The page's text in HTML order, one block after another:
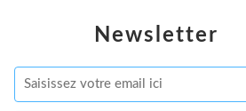
Newsletter